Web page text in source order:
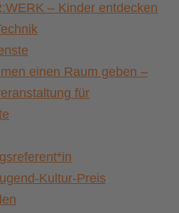
– Kinder entdecken
einen Raum geben –
für
Kultur-Preis